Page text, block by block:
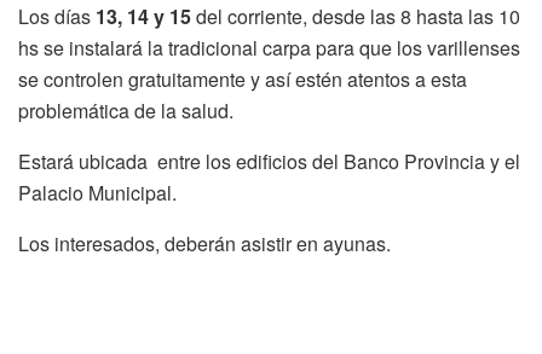
Los días 13, 14 y 15del corriente, desde las 8 hasta las 10
hs se instalará la tradicional carpa para que los varillenses
se controlen gratuitamente y así estén atentos a esta
problemática de la salud.
Estará ubicada entre los edificios del Banco Provincia y el
Palacio Municipal.
Los interesados, deberán asistir en ayunas.